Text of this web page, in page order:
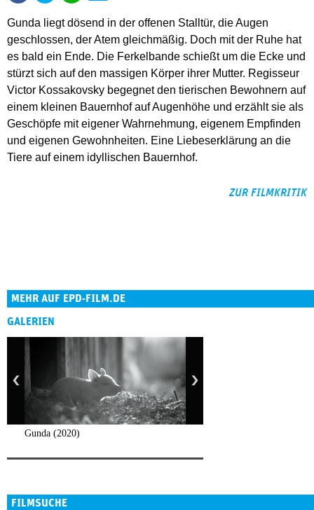
Gunda liegt dösend in der offenen Stalltür, die Augen
geschlossen, der Atem gleichmäßig. Doch mit der Ruhe hat
es bald ein Ende. Die Ferkelbande schießt um die Ecke und
stürzt sich auf den massigen Körper ihrer Mutter. Regisseur
Victor Kossakovsky begegnet den tierischen Bewohnern auf
einem kleinen Bauernhof auf Augenhöhe und erzählt sie als
Geschöpfe mit eigener Wahrnehmung, eigenem Empfinden
und eigenen Gewohnheiten. Eine Liebeserklärung an die
Tiere auf einem idyllischen Bauernhof.
ZUR FILMKRITIK
MEHR AUF EPD-FILM.DE
GALERIEN
Gunda (2020)
FILMSUCHE